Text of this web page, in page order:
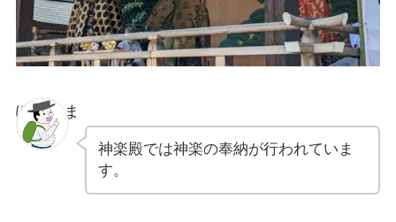
ぽちゃま
神楽殿では神楽の奉納が行われていま
す。